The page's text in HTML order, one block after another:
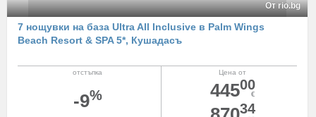
От rio.bg
7 нощувки на база Ultra All Inclusive в Palm Wings
Beach Resort & SPA 5*, Кушадасъ
Цена от
44500
€
34
отстъпка
-9%